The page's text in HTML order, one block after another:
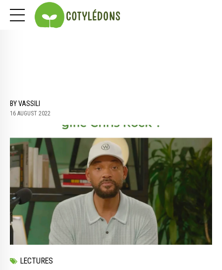
BY VASSILI
16 AUGUST 2022
LECTURES